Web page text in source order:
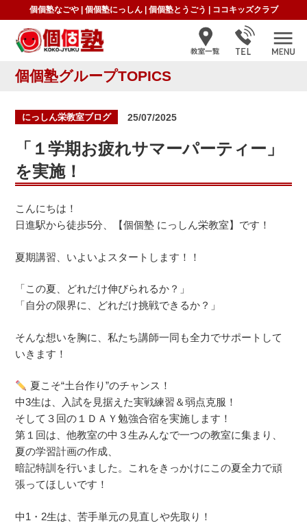
個個塾なごや| 個個塾にっしん| 個個塾とうごう ココキッズクラブ
個個塾グループTOPICS
投25/07/2025
にっしん栄教室ブログ
「１学期お疲れサマーパーティー」
を実施！
こんにちは！
日進駅から徒歩5分、【個個塾 にっしん栄教室】です！
夏期講習、いよいよスタートします！！
「この夏、どれだけ伸びられるか？」
「自分の限界に、どれだけ挑戦できるか？」
そんな想いを胸に、私たち講師一同も全力でサポートして
いきます！
夏こそ“土台作り”のチャンス！
中3生は、入試を見据えた実戦練習＆弱点克服！
そして３回の１ＤＡＹ勉強合宿を実施します！
第１回は、他教室の中３生みんなで一つの教室に集まり、
夏の学習計画の作成、
暗記特訓を行いました。これをきっかけにこの夏全力で頑
張ってほしいです！
中1・2生は、苦手単元の見直しや先取り！